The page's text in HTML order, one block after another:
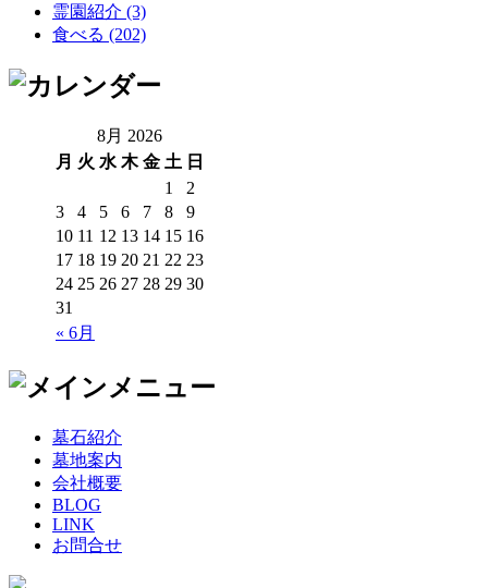
霊園紹介 (3)
食べる (202)
8月 2026
月 火 水 木 金 土 日
« 6月
1
2
3
4 5 6 7 8
9
10 11 12 13 14 15 16
17 18 19 20 21 22 23
24 25 26 27 28 29 30
31
墓石紹介
墓地案内
会社概要
BLOG
LINK
お問合せ